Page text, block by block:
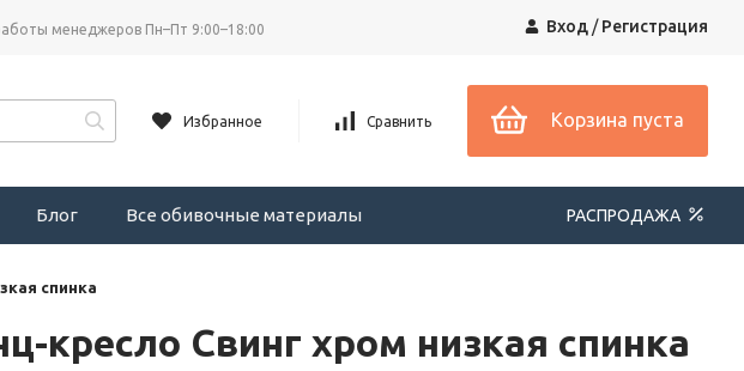
менеджеров Пн–Пт 9:00–18:00 Вход/Регистрация
Избранное Сравнить Корзина пуста
Блог Все обивочные материалы РАСПРОДАЖА
спинка
кресло Свинг хром низкая спинка